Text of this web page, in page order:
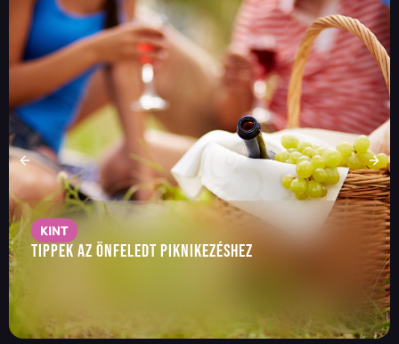
KINT
Tippek az önfeledt piknikezéshez